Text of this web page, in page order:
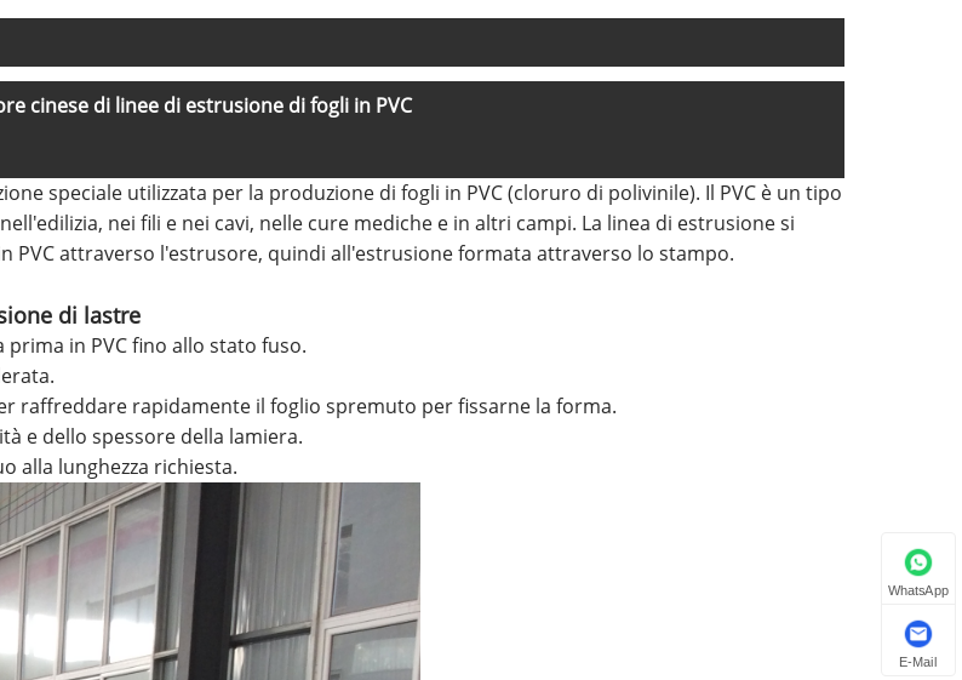
cinese di linee di estrusione di fogli in PVC
speciale utilizzata per la produzione di fogli in PVC (cloruro di polivinile). Il PVC è un tipo
nei fili e nei cavi, nelle cure mediche e in altri campi. La linea di estrusione si
PVC attraverso l'estrusore, quindi all'estrusione formata attraverso lo stampo.
di lastre
in PVC fino allo stato fuso.
raffreddare rapidamente il foglio spremuto per fissarne la forma.
e dello spessore della lamiera.
alla lunghezza richiesta.
WhatsApp
E-Mail